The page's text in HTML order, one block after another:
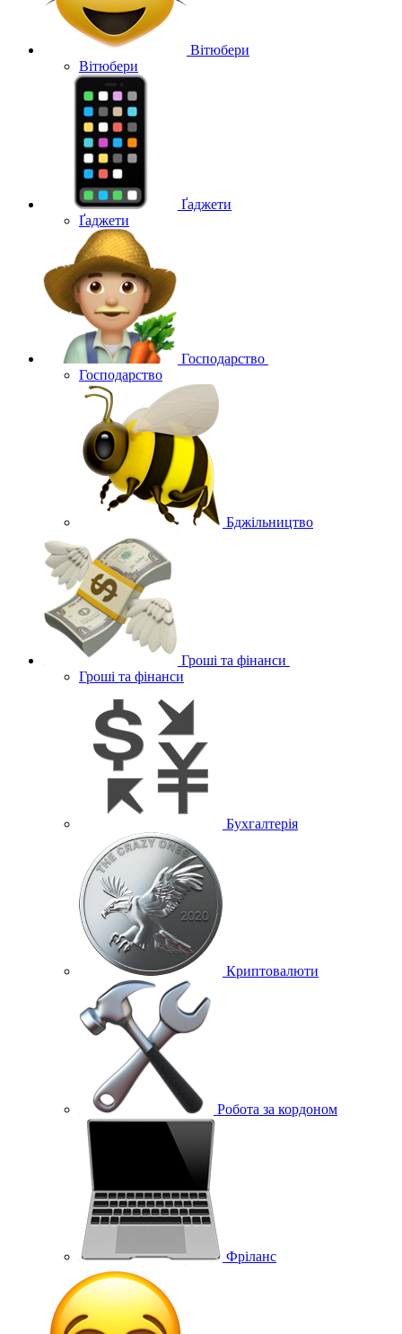
Вітюбери
Вітюбери
Ґаджети
Ґаджети
Господарство
Господарство
Бджільництво
Гроші та фінанси
Гроші та фінанси
Бухгалтерія
Криптовалюти
Робота за кордоном
Фріланс